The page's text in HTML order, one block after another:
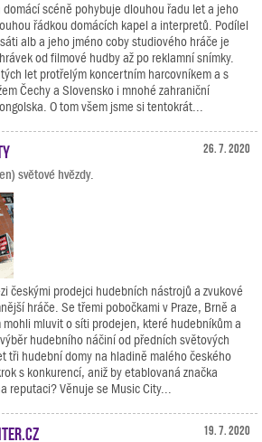
scéně pohybuje dlouhou řadu let a jeho
řádkou domácích kapel a interpretů. Podílel
alb a jeho jméno coby studiového hráče je
od filmové hudby až po reklamní snímky.
let protřelým koncertním harcovníkem a s
Čechy a Slovensko i mnohé zahraniční
O tom všem jsme si tentokrát...
26. 7. 2020
světové hvězdy.
českými prodejci hudebních nástrojů a zvukové
hráče. Se třemi pobočkami v Praze, Brně a
mohli mluvit o síti prodejen, které hudebníkům a
hudebního náčiní od předních světových
tři hudební domy na hladině malého českého
s konkurencí, aniž by etablovaná značka
reputaci? Věnuje se Music City...
19. 7. 2020